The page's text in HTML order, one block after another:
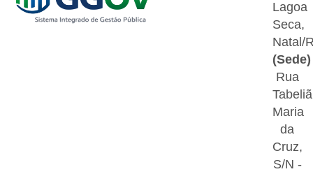
Lagoa
Seca,
Natal/
(Sede)
Rua
Tabeliã
Maria
da
Cruz,
S/N -